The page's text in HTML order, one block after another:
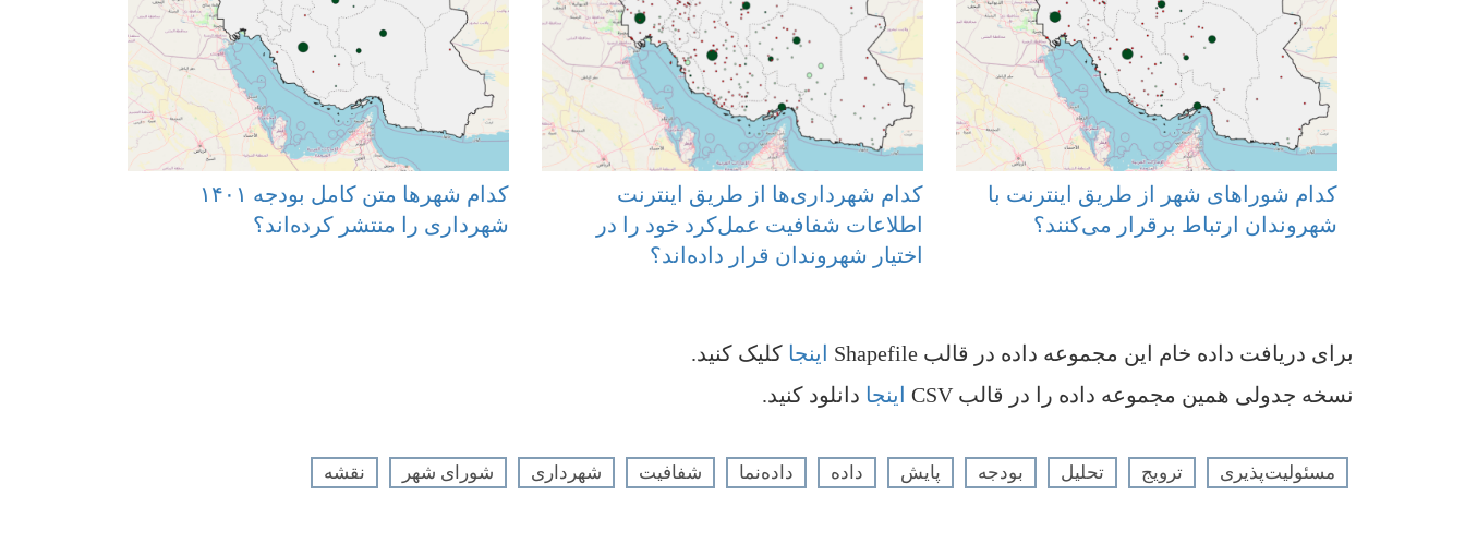
کدام شهرها متن کامل بودجه ۱۴۰۱
شهرداری را منتشر کرده‌اند؟
کدام شهرداری‌ها از طریق اینترنت
اطلاعات شفافیت عمل‌کرد خود را در
اختیار شهروندان قرار داده‌اند؟
کدام شوراهای شهر از طریق اینترنت با
شهروندان ارتباط برقرار می‌کنند؟
برای دریافت داده خام این مجموعه داده در قالب Shapefile اینجا کلیک کنید.
نسخه جدولی همین مجموعه داده را در قالب CSV
اینجا دانلود کنید.
مسئولیت‌پذیری ترویج تحلیل بودجه پایش داده داده‌نما شفافیت شهرداری شورای شهر نقشه